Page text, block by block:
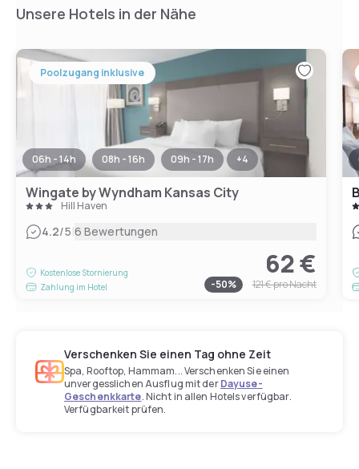
Unsere Hotels in der Nähe
Poolzugang inklusive
06h - 14h 08h - 16h 09h - 17h +4
Wingate by Wyndham Kansas City
Hill Haven
4.2/5|6 Bewertungen
Kostenlose Stornierung
Zahlung im Hotel
62 €
-50% 121 €pro Nacht
Verschenken Sie einen Tag ohne Zeit
Spa, Rooftop, Hammam... Verschenken Sie einen
unvergesslichen Ausflug mit derDayuse-
Geschenkkarte. Nicht in allen Hotels verfügbar.
Verfügbarkeit prüfen.